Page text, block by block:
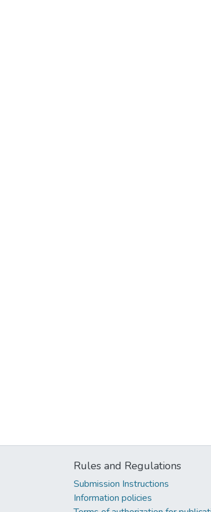
Rules and Regulations
Submission Instructions
Information policies